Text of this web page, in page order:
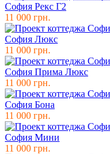
София Рекс Г2
11 000 грн.
София Люкс
11 000 грн.
София Прима Люкс
11 000 грн.
София Бона
11 000 грн.
София Мини
11 000 грн.